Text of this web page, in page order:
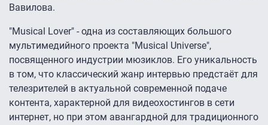
Вавилова.
"Musical Lover" - одна из составляющих большого
мультимедийного проекта "Musical Universe",
посвященного индустрии мюзиклов. Его уникальность
в том, что классический жанр интервью предстаёт для
телезрителей в актуальной современной подаче
контента, характерной для видеохостингов в сети
интернет, но при этом авангардной для традиционного